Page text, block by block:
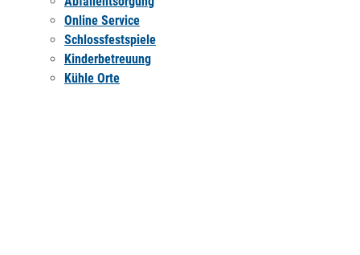
Online Service
Schlossfestspiele
Kinderbetreuung
Kühle Orte